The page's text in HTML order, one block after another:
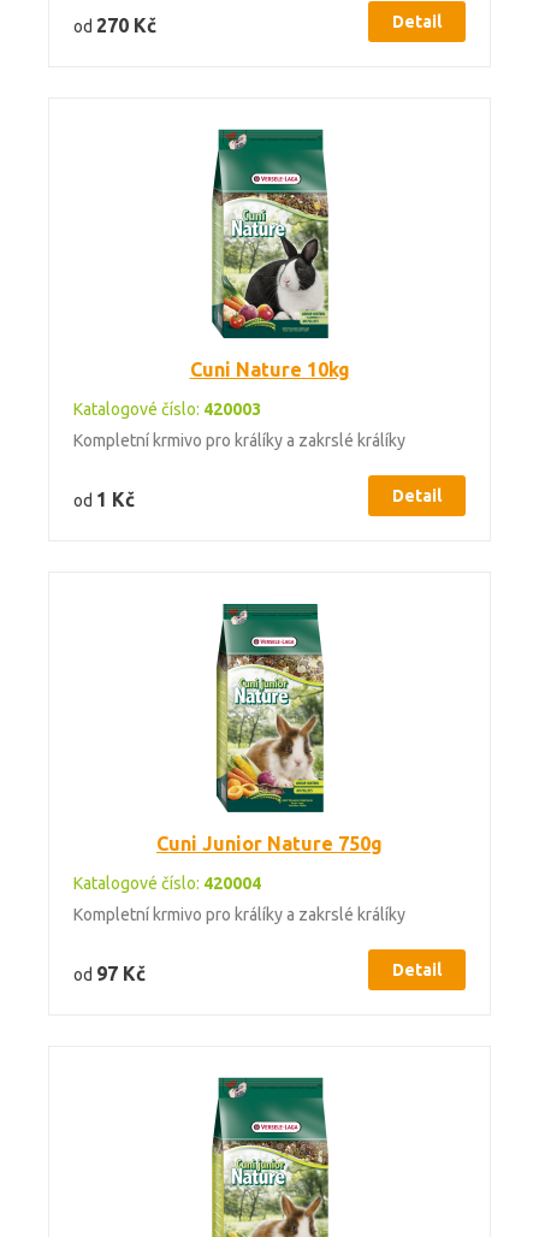
od 270 Kč Detail
Cuni Nature 10kg
Katalogové číslo: 420003
Kompletní krmivo pro králíky a zakrslé králíky
od 1 Kč Detail
Cuni Junior Nature 750g
Katalogové číslo: 420004
Kompletní krmivo pro králíky a zakrslé králíky
od 97 Kč Detail